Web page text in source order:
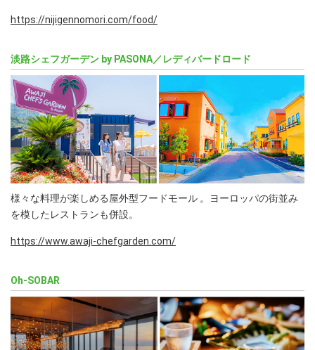
https://nijigennomori.com/food/
淡路シェフガーデン by PASONA／レディバードロード
様々な料理が楽しめる屋外型フードモール 。ヨーロッパの街並み
を模したレストランも併設。
https://www.awaji-chefgarden.com/
Oh-SOBAR